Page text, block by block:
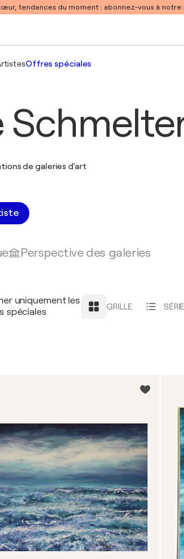
tendances du moment : abonnez-vous à
Offres spéciales
de galeries d'art
Perspective des galeries
uniquement les
spéciales
GRILLE